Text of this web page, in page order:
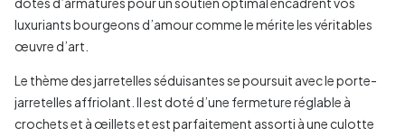
luxuriants bourgeons d’amour comme le mérite les véritables
œuvre d’art.
Le thème des jarretelles séduisantes se poursuit avec le porte-
jarretelles affriolant. Il est doté d’une fermeture réglable à
crochets et à œillets et est parfaitement assorti à une culotte